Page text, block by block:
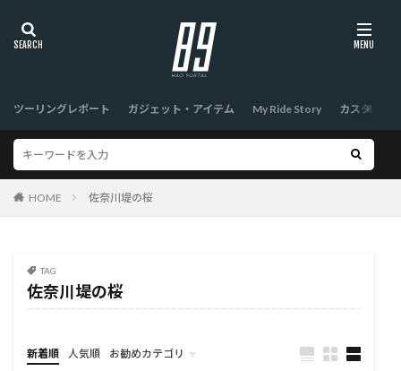
ツーリングレポート ガジェット・アイテム My Ride Story カスタム
HOME 佐奈川堤の桜
TAG
佐奈川堤の桜
新着順 人気順 お勧めカテゴリ